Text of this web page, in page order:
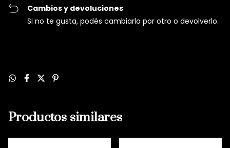
Cambios y devoluciones
Si no te gusta, podés cambiarlo por otro o devolverlo.
Productos similares